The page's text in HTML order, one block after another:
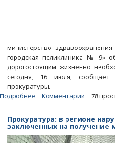
министерство
городская поликлиника № 9»
дорогостоящим жизненно
сегодня, 16 июля, сообщает
прокуратуры.
Подробнее
лекарство
для
Комментарии 78
Прокуратура: в регионе
заключенных на